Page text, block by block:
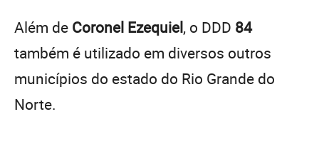
Além de Coronel Ezequiel, o DDD 84
também é utilizado em diversos outros
municípios do estado do Rio Grande do
Norte.